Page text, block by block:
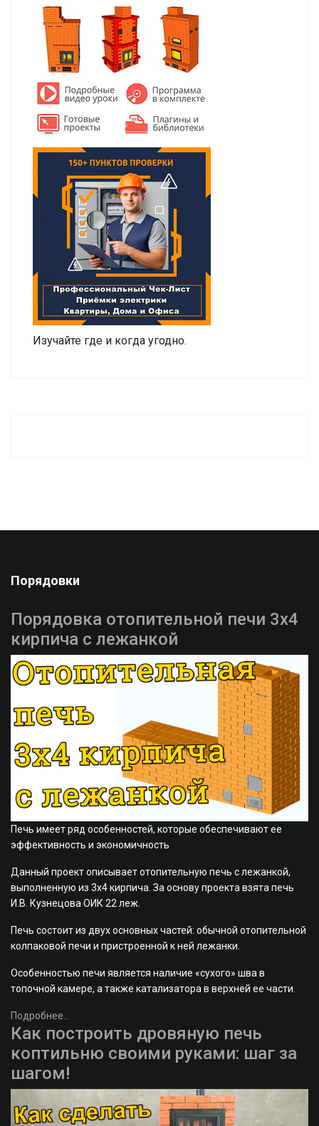
Изучайте где и когда угодно.
Порядовки
Порядовка отопительной печи 3х4
кирпича с лежанкой
Печь имеет ряд особенностей, которые обеспечивают ее
эффективность и экономичность
Данный проект описывает отопительную печь с лежанкой,
выполненную из 3х4 кирпича. За основу проекта взята печь
И.В. Кузнецова ОИК 22 леж.
Печь состоит из двух основных частей: обычной отопительной
колпаковой печи и пристроенной к ней лежанки.
Особенностью печи является наличие «сухого» шва в
топочной камере, а также катализатора в верхней ее части.
Подробнее...
Как построить дровяную печь
коптильню своими руками: шаг за
шагом!